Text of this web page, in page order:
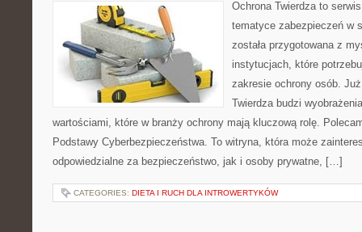
Ochrona Twierdza to
tematyce zabezpieczeń w
została przygotowana z
instytucjach, które
zakresie ochrony osób.
Twierdza budzi
wartościami, które w branży ochrony mają kluczową rolę.
Podstawy Cyberbezpieczeństwa. To witryna, która może
odpowiedzialne za bezpieczeństwo, jak i osoby prywatne, […]
CATEGORIES: DIETA I RUCH DLA INTROWERTYKÓW